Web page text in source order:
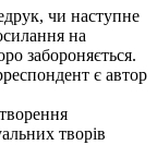
чи наступне
на
забороняється.
є автор
творів